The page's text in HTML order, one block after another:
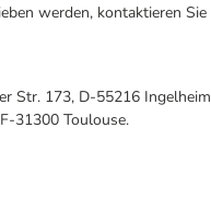
werden, kontaktieren Sie
Str. 173, D-55216
31300 Toulouse.